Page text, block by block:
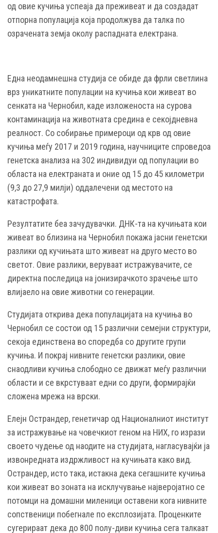
од овие кучиња успеаја да преживеат и да создадат
отпорна популација која продолжува да талка по
озрачената земја околу распадната електрана.
Една неодамнешна студија се обиде да фрли светлина
врз уникатните популации на кучиња кои живеат во
сенката на Чернобил, каде изложеноста на сурова
контаминација на животната средина е секојдневна
реалност. Со собирање примероци од крв од овие
кучиња меѓу 2017 и 2019 година, научниците спроведоа
генетска анализа на 302 индивидуи од популации во
областа на електраната и оние од 15 до 45 километри
(9,3 до 27,9 милји) оддалечени од местото на
катастрофата.
Резултатите беа зачудувачки. ДНК-та на кучињата кои
живеат во близина на Чернобил покажа јасни генетски
разлики од кучињата што живеат на друго место во
светот. Овие разлики, веруваат истражувачите, се
директна последица на јонизирачкото зрачење што
влијаело на овие животни со генерации.
Студијата открива дека популацијата на кучиња во
Чернобил се состои од 15 различни семејни структури,
секоја единствена во споредба со другите групи
кучиња. И покрај нивните генетски разлики, овие
снаодливи кучиња слободно се движат меѓу различни
области и се вкрстуваат едни со други, формирајќи
сложена мрежа на врски.
Елејн Острандер, генетичар од Националниот институт
за истражување на човечкиот геном на НИХ, го изрази
своето чудење од наодите на студијата, нагласувајќи ја
извонредната издржливост на кучињата како вид.
Острандер, исто така, истакна дека сегашните кучиња
кои живеат во зоната на исклучување најверојатно се
потомци на домашни миленици оставени кога нивните
сопственици побегнале по експлозијата. Проценките
сугерираат дека до 800 полу-диви кучиња сега талкаат